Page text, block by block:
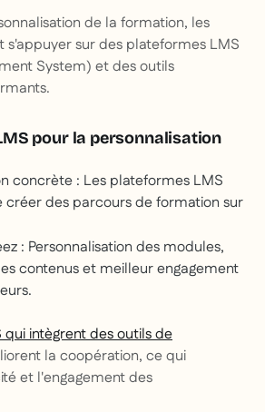
de la formation, les
s'appuyer sur des plateformes LMS
System) et des outils
pour la personnalisation
concrète : Les plateformes LMS
des parcours de formation sur
: Personnalisation des modules,
contenus et meilleur engagement
qui intègrent des outils de
la coopération, ce qui
et l'engagement des